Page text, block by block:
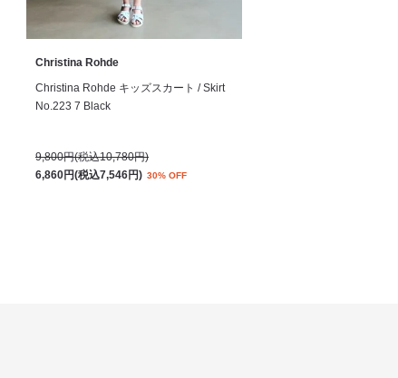
Christina Rohde
Christina Rohde キッズスカート / Skirt
No.223 7 Black
9,800円(税込10,780円)
6,860円(税込7,546円) 30% OFF